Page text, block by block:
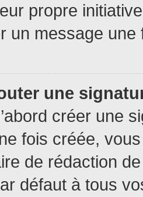
propre
un message une
une
créer une
fois créée,
de rédaction
défaut à tous